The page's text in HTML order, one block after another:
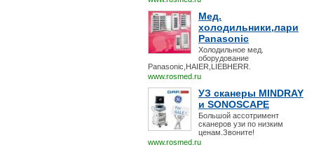
Мед.
холодильники,лари
Panasonic
Холодильное мед.
оборудование
Panasonic,HAIER,LIEBHERR.
www.rosmed.ru
УЗ сканеры MINDRAY
и SONOSCAPE
Большой ассотримент
сканеров узи по низким
ценам.Звоните!
www.rosmed.ru